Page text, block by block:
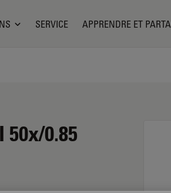
SERVICE APPRENDRE ET
0.85